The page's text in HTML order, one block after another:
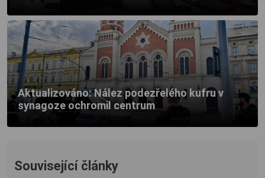
Aktualizováno: Nález podezřelého kufru v
synagoze ochromil centrum
Související články